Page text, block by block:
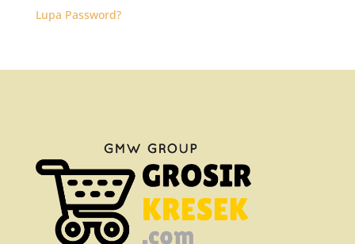
Lupa Password?